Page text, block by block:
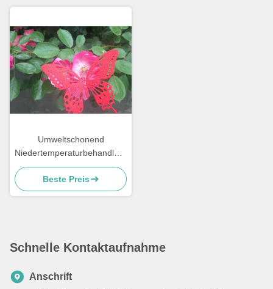
Umweltschonend
Niedertemperaturbehandlung
Pulverbeschichtungen
Salzsprühbeständig
Beste Preis
Schnelle Kontaktaufnahme
Anschrift